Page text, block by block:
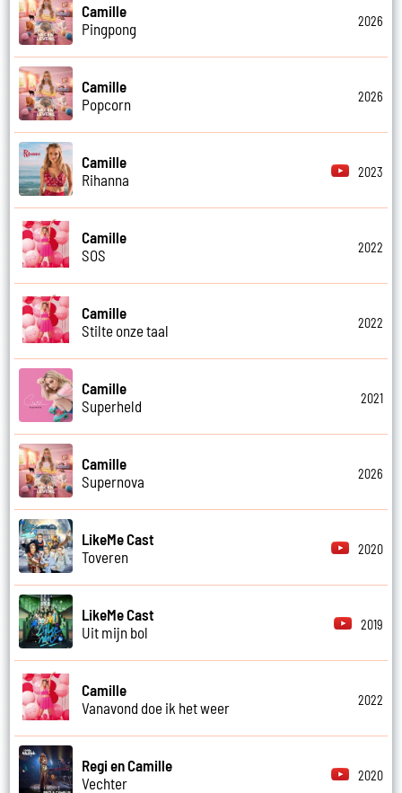
Camille
Pingpong
2026
Camille
Popcorn
2026
Camille
Rihanna
2023
Camille
SOS
2022
Camille
Stilte onze taal
2022
Camille
Superheld
2021
Camille
Supernova
2026
LikeMe Cast
Toveren
2020
LikeMe Cast
Uit mijn bol
2019
Camille
Vanavond doe ik het weer
2022
Regi en Camille
Vechter
2020